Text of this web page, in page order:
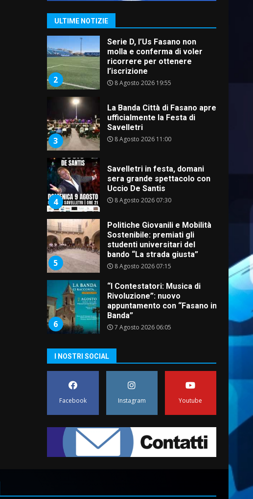
ULTIME NOTIZIE
1
2
Serie D, l’Us Fasano non
molla e conferma di voler
ricorrere per ottenere
l’iscrizione
8 Agosto 2026 19:55
3
La Banda Città di Fasano apre
ufficialmente la Festa di
Savelletri
8 Agosto 2026 11:00
4
Savelletri in festa, domani
sera grande spettacolo con
Uccio De Santis
8 Agosto 2026 07:30
5
Politiche Giovanili e Mobilità
Sostenibile: premiati gli
studenti universitari del
bando “La strada giusta”
8 Agosto 2026 07:15
6
“I Contestatori: Musica di
Rivoluzione”: nuovo
appuntamento con “Fasano in
Banda”
7 Agosto 2026 06:05
US Fasano, Scianaro:
“Profonda amarezza per
7 Agosto 2026 06:00
Grande successo per la
Savelletri
9 Agosto 2026 07:32
I NOSTRI SOCIAL
Facebook Instagram Youtube